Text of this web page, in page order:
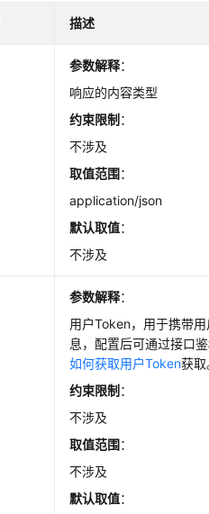
描述
参数解释：
响应的内容类型
约束限制 ：
不涉及
取值范围：
application/json
默认取值：
不涉及
参数解释：
用户Token，用于携带
息，配置后可通过接口
如何获取用户Token获取
约束限制 ：
不涉及
取值范围：
不涉及
默认取值：